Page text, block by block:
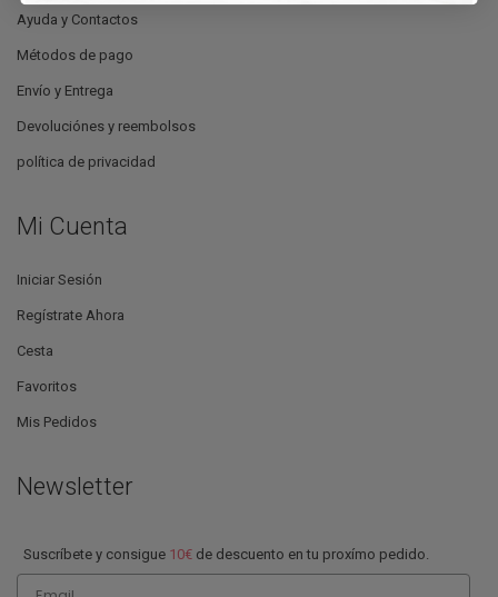
Ayuda y Contactos
Métodos de pago
Envío y Entrega
Devoluciónes y reembolsos
política de privacidad
Mi Cuenta
Iniciar Sesión
Regístrate Ahora
Cesta
Favoritos
Mis Pedidos
Newsletter
Suscríbete y consigue 10€ de descuento en tu proxímo pedido.
Email